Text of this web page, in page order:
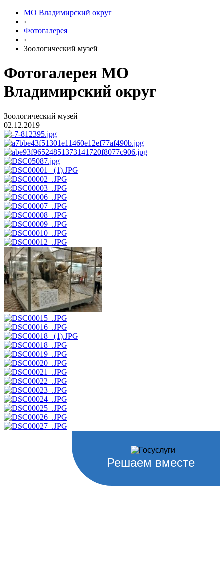
МО Владимирский округ
›
Фотогалерея
›
Зоологический музей
Фотогалерея МО
Владимирский округ
Зоологический музей
02.12.2019
Решаем вместе